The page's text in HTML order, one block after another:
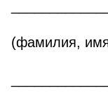
(фамилия,